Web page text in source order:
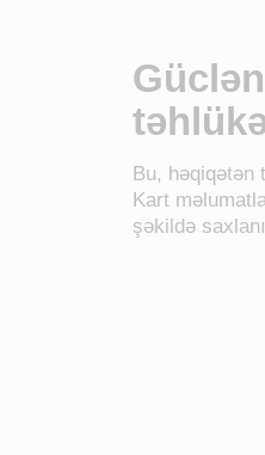
Bu, həqiqətən
Kart
şəkildə